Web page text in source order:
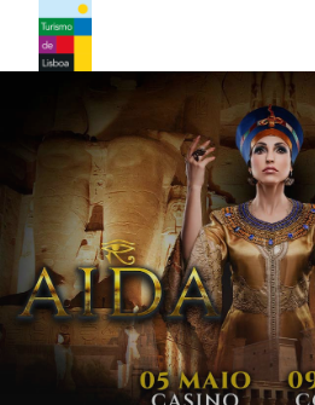
Logo do Turismo de Lisboa